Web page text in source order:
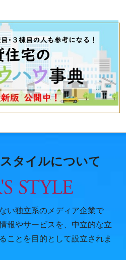
タイルについて
い独立系のメディア企業で
報やサービスを、中立的な立
ことを目的として設立されま